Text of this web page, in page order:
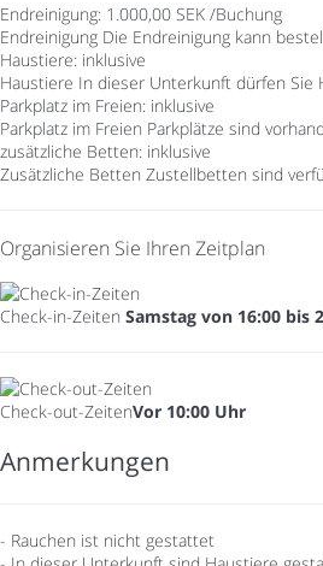
Endreinigung: 1.000,00 SEK /Buchung
Endreinigung Die Endreinigung kann
Haustiere: inklusive
Haustiere In dieser Unterkunft dürfen Sie
Parkplatz im Freien: inklusive
Parkplatz im Freien Parkplätze sind
zusätzliche Betten: inklusive
Zusätzliche Betten Zustellbetten sind
Organisieren Sie Ihren Zeitplan
Check-in-Zeiten Samstag von 16:00 bis
Check-out-ZeitenVor 10:00 Uhr
Anmerkungen
- Rauchen ist nicht gestattet